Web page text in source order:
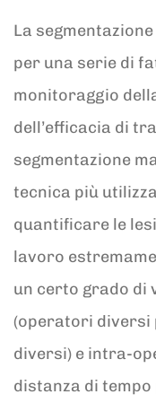
La
per una serie di
monitoraggio
dell’efficacia di
segmentazione
tecnica più
quantificare le
lavoro
un certo grado
(operatori diversi
diversi) e intra-
distanza di